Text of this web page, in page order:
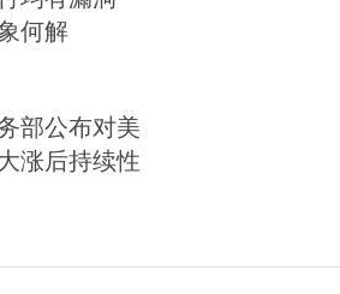
何解
部公布对美
涨后持续性